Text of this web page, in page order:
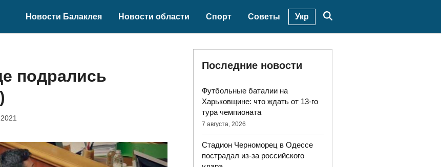
Новости Балаклея Новости области Спорт Советы Укр
подрались
Последние новости
Футбольные баталии на
Харьковщине: что ждать от 13-го
тура чемпионата
7 августа, 2026
Стадион Черноморец в Одессе
пострадал из-за российского